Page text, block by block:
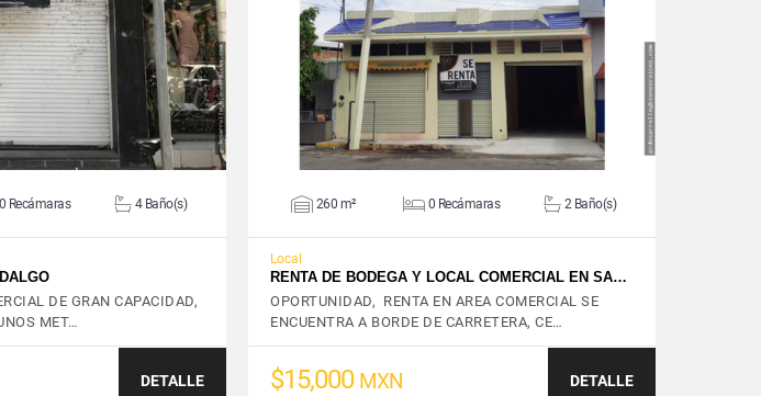
DETALLES
0 Recámaras 4 Baño(s)
DE GRAN CAPACIDAD,
MET…
DETALLE
VER DETALLES
260 m² 0 Recámaras 2 Baño(s)
Local
RENTA DE BODEGA Y LOCAL COMERCIAL EN SA…
OPORTUNIDAD, RENTA EN AREA COMERCIAL SE
ENCUENTRA A BORDE DE CARRETERA, CE…
$15,000 MXN DETALLE